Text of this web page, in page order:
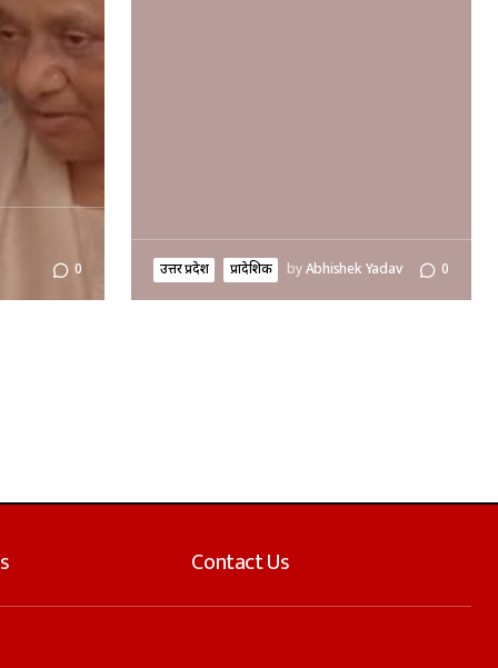
0 उत्तर प्रदेश प्रादेशिक byAbhishek Yadav 0
Contact Us